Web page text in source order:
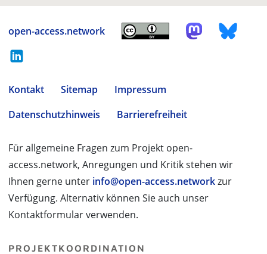
open-access.network
Kontakt Sitemap
Impressum
Datenschutzhinweis
Barrierefreiheit
Für allgemeine Fragen zum Projekt open-
access.network, Anregungen und Kritik stehen wir
Ihnen gerne unter info@open-access.networkzur
Verfügung. Alternativ können Sie auch unser
Kontaktformular verwenden.
PROJEKTKOORDINATION